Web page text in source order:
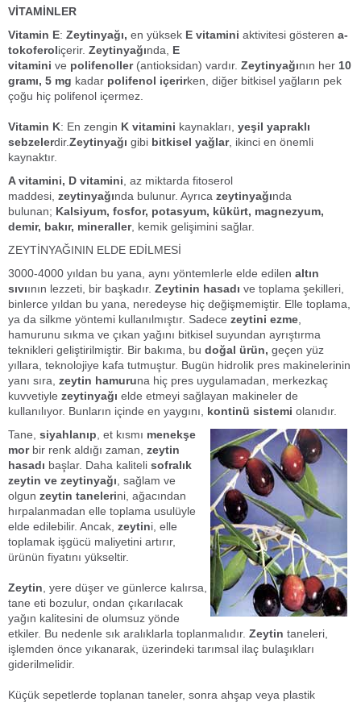
VİTAMİNLER
Vitamin E: Zeytinyağı, en yüksek E vitamini aktivitesi gösteren a-
tokoferoliçerir. Zeytinyağında,
E
vitamini ve polifenoller(antioksidan) vardır. Zeytinyağının her 10
gramı, 5 mg kadar polifenol içerirken, diğer bitkisel yağların pek
çoğu hiç polifenol içermez.
Vitamin K: En zengin K vitamini kaynakları, yeşil yapraklı
sebzelerdir.Zeytinyağı gibi bitkisel yağlar, ikinci en önemli
kaynaktır.
A vitamini, D vitamini , az miktarda fitoserol
maddesi, zeytinyağında bulunur. Ayrıca zeytinyağında
bulunan; Kalsiyum, fosfor, potasyum, kükürt, magnezyum,
demir, bakır, mineraller, kemik gelişimini sağlar.
ZEYTİNYAĞININ ELDE EDİLMESİ
3000-4000 yıldan bu yana, aynı yöntemlerle elde edilen altın
sıvıının lezzeti, bir başkadır. Zeytinin hasadı ve toplama şekilleri,
binlerce yıldan bu yana, neredeyse hiç değişmemiştir. Elle toplama,
ya da silkme yöntemi kullanılmıştır. Sadece zeytini ezme
hamurunu sıkma ve çıkan yağını bitkisel suyundan ayrıştırma
teknikleri geliştirilmiştir. Bir bakıma, bu doğal ürün, geçen yüz
yıllara, teknolojiye kafa tutmuştur. Bugün hidrolik pres makinelerinin
yanı sıra, zeytin hamuruna hiç pres uygulamadan, merkezkaç
kuvvetiyle zeytinyağı elde etmeyi sağlayan makineler de
kullanılıyor. Bunların içinde en yaygını,
kontinü sistemi olanıdır.
Tane, siyahlanıp , et kısmı menekşe
morbir renk aldığı zaman, zeytin
hasadı başlar. Daha kaliteli sofralık
zeytin ve zeytinyağı , sağlam ve
olgun zeytin tanelerini, ağacından
hırpalanmadan elle toplama usulüyle
elde edilebilir. Ancak, zeytini, elle
toplamak iş­gücü maliyetini artırır,
ürünün fiyatını yükseltir.
Zeytin , yere düşer ve günlerce kalırsa,
tane eti bozulur, ondan çıkarılacak
yağın kalitesini de olumsuz yönde
etkiler. Bu nedenle sık aralıklarla toplanmalıdır. Zeytin taneleri,
işlemden önce yıkanarak, üzerindeki tarımsal ilaç bulaşıkları
giderilmelidir.
Küçük sepetlerde toplanan taneler, sonra ahşap veya plastik